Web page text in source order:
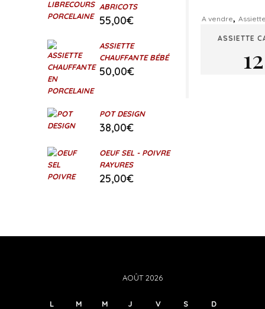
ABRICOTS
55,00€
ASSIETTE
CHAUFFANTE BÉBÉ
50,00€
POT DESIGN
38,00€
OEUF SEL - POIVRE
RAYURES
25,00€
A vendre,
ASSIETTE
AOÛT 2026
L M M J V S
D